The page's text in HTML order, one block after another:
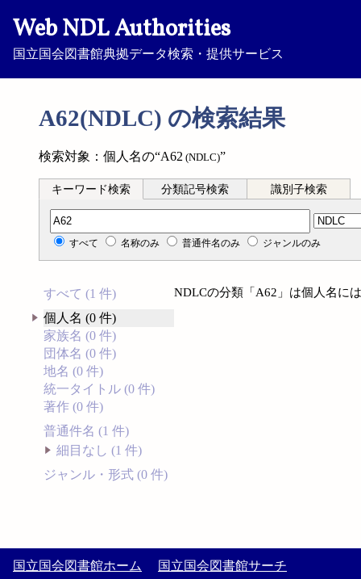
Web NDL Authorities
国立国会図書館典拠データ検索・提供サービス
A62(NDLC) の検索結果
検索対象：個人名の“A62 (NDLC)”
キーワード検索 分類記号検索 識別子検索
分類記号検索
すべて 名称のみ 普通件名のみ ジャンルのみ
すべて (1 件)
個人名 (0 件)
家族名 (0 件)
団体名 (0 件)
地名 (0 件)
統一タイトル (0 件)
著作 (0 件)
普通件名 (1 件)
細目なし (1 件)
ジャンル・形式 (0 件)
NDLCの分類「A62」は個人名に
国立国会図書館ホーム 国立国会図書館サーチ